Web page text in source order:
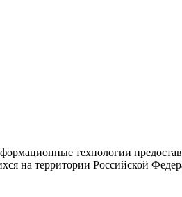
технологии
на территории Российской